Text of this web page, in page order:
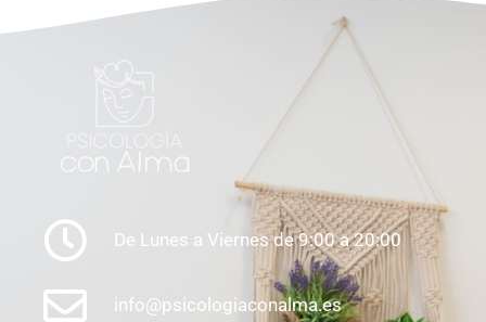
De Lunes a Viernes de 9:00 a 20:00
info@psicologiaconalma.es